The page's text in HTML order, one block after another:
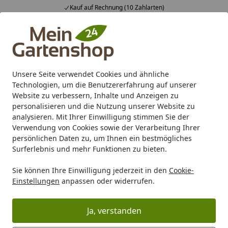
Unsere Seite verwendet Cookies und ähnliche
Technologien, um die Benutzererfahrung auf unserer
Website zu verbessern, Inhalte und Anzeigen zu
personalisieren und die Nutzung unserer Website zu
analysieren. Mit Ihrer Einwilligung stimmen Sie der
Verwendung von Cookies sowie der Verarbeitung Ihrer
persönlichen Daten zu, um Ihnen ein bestmögliches
Surferlebnis und mehr Funktionen zu bieten.
Sie können Ihre Einwilligung jederzeit in den Cookie-
Einstellungen anpassen oder widerrufen.
Ja, verstanden
Kauf auf Rechnung (10 Zahlarten)
Alle Produkte
Mein Konto
Suchen
Karibu Pools inkl. gratis Sandfilteranlage & Pool-
Starterset (Gesamtwert bis 468,99€)
Startseite
Zaun Vorgartenzaun Aluminium TraumGarten
TraumGarten Squadra
Ihre Artikelübersicht